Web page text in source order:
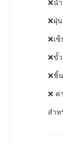
❌น้
❌ฝุ่
❌เ
❌ขั้
❌ชิ้
❌ ค่
สำห